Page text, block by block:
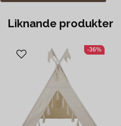
Liknande produkter
-36%